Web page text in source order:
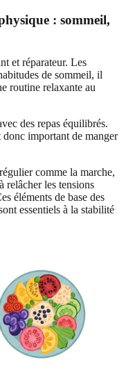
: sommeil,
et réparateur. Les
de sommeil, il
routine relaxante au
des repas équilibrés.
important de manger
comme la marche,
relâcher les tensions
éléments de base des
essentiels à la stabilité